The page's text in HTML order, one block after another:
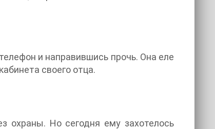
и направившись прочь. Она еле
своего отца.
Но сегодня ему захотелось